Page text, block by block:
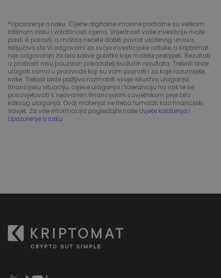
*Upozorenje o riziku: Cijene digitalne imovine podložne su velikom
tržišnom riziku i volatilnosti cijena. Vrijednost vaše investicije može
pasti ili porasti, a možda nećete dobiti povrat uloženog iznosa.
Isključivo ste Vi odgovorni za svoje investicijske odluke, a Kriptomat
nije odgovoran za bilo kakve gubitke koje možete pretrpjeti. Rezultati
iz prošlosti nisu pouzdan pokazatelj budućih rezultata. Trebali biste
ulagati samo u proizvode koji su vam poznati i za koje razumijete
rizike. Trebali biste pažljivo razmotriti svoje iskustvo ulaganja,
financijsku situaciju, ciljeve ulaganja i toleranciju na rizik te se
posavjetovati s neovisnim financijskim savjetnikom prije bilo
kakvog ulaganja. Ovaj materijal ne treba tumačiti kao financijski
savjet. Za više informacija pogledajte naše Uvjete korištenja i
Upozorenje o riziku .